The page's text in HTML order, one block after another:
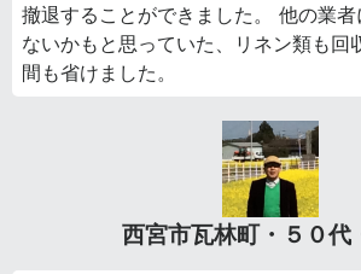
撤退することができました。 他の業
ないかもと思っていた、リネン類も回
間も省けました。
西宮市瓦林町・５０代